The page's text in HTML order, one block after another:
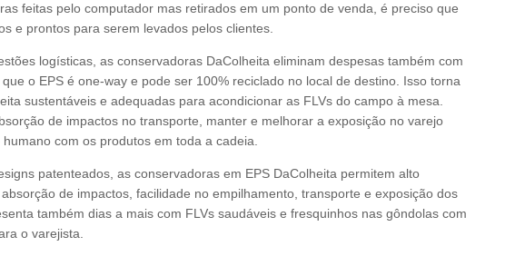
feitas pelo computador mas retirados em um ponto de venda, é preciso que
e prontos para serem levados pelos clientes.
logísticas, as conservadoras DaColheita eliminam despesas também com
o EPS é one-way e pode ser 100% reciclado no local de destino. Isso torna
sustentáveis e adequadas para acondicionar as FLVs do campo à mesa.
de impactos no transporte, manter e melhorar a exposição no varejo
com os produtos em toda a cadeia.
patenteados, as conservadoras em EPS DaColheita permitem alto
de impactos, facilidade no empilhamento, transporte e exposição dos
também dias a mais com FLVs saudáveis e fresquinhos nas gôndolas com
o varejista.